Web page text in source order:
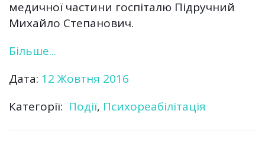
медичної частини госпіталю Підручний
Михайло Степанович.
Більше...
Дата: 12 Жовтня 2016
Категорії: Події, Психореабілітація